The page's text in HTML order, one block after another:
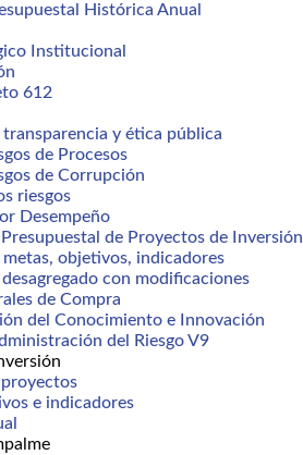
Histórica Anual
Institucional
612
transparencia y ética pública
de Procesos
de Corrupción
riesgos
Desempeño
de Proyectos de Inversión
metas, objetivos, indicadores
con modificaciones
de Compra
del Conocimiento e Innovación
del Riesgo V9
proyectos
e indicadores